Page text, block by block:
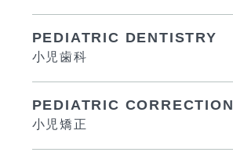
PEDIATRIC DENTISTRY
小児歯科
PEDIATRIC CORRECTION
小児矯正